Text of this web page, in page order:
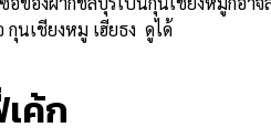
กุนเชียงหมู เฮียธง ดูได้
ค้ก